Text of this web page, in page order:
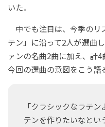
いた。
中でも注目は、今季のリ
テン」に沿って2人が選曲
ァンの名曲2曲に加え、計
今回の選曲の意図をこう語
「クラシックなラテ
テンを作りたいなとい